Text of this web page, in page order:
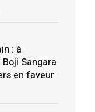
: à
Sangara
en faveur